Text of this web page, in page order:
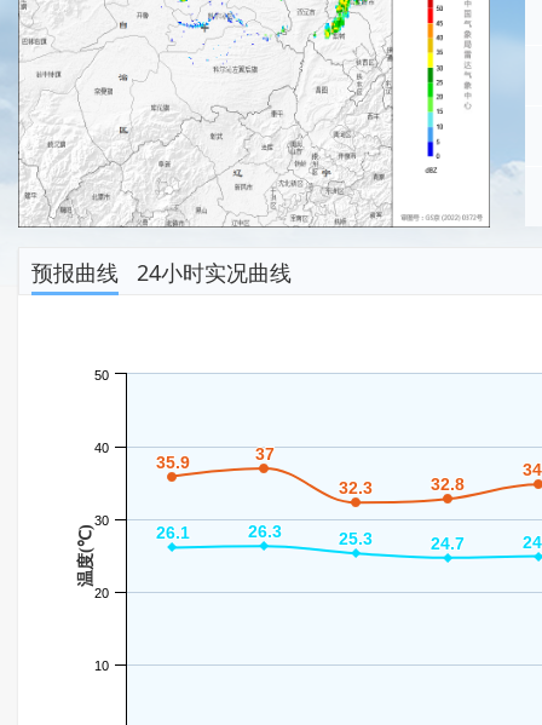
预报曲线 24小时实况曲线
温度(℃)
35.9
35.9 37
37
32.3
32.3 32.8
32.8
26.1
26.1 26.3
26.3 25.3
25.3 24.7
24.7
10
20
30
40
50